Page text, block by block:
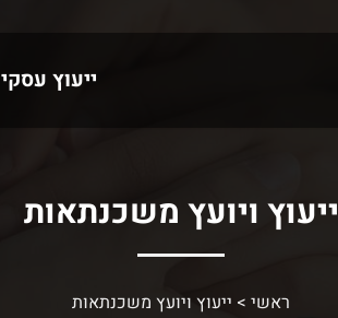
ייעוץ עסקי
ייעוץ ויועץ משכנתאות
ראשי > ייעוץ ויועץ משכנתאות